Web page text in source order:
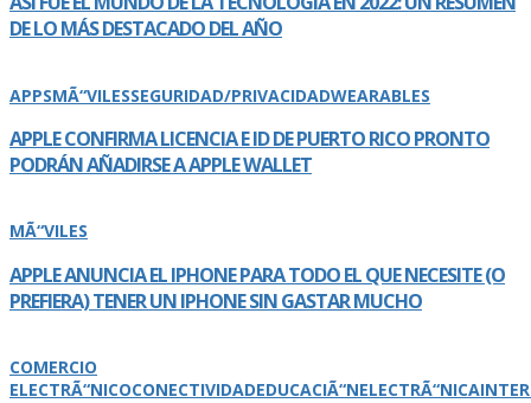
DE LO MÁS DESTACADO DEL AÑO
APPSMÃ“VILESSEGURIDAD/PRIVACIDADWEARABLES
APPLE CONFIRMA LICENCIA E ID DE PUERTO RICO PRONTO
PODRÁN AÑADIRSE A APPLE WALLET
MÃ“VILES
APPLE ANUNCIA EL IPHONE PARA TODO EL QUE NECESITE (O
PREFIERA) TENER UN IPHONE SIN GASTAR MUCHO
COMERCIO
ELECTRÃ“NICOCONECTIVIDADEDUCACIÃ“NELECTRÃ“NICA